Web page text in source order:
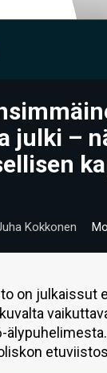
julki –
Kokkonen
on julkaissut